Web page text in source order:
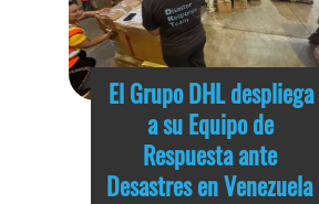
El Grupo DHL despliega
a su Equipo de
Respuesta ante
Desastres en Venezuela